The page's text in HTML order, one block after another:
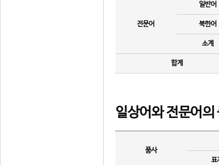
전문어
일반어
북한어
소계
합계
일상어와 전문어의
품사
표